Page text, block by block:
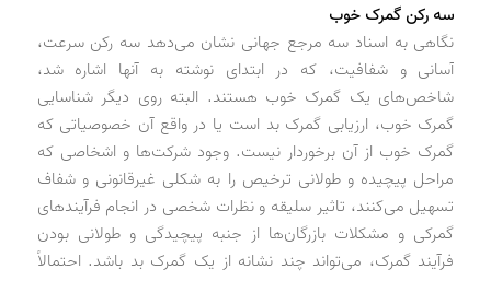
سه رکن گمرک خوب
نگاهی به اسناد سه مرجع جهانی نشان می‌دهد سه رکن سرعت،
آسانی و شفافیت، که در ابتدای نوشته به آنها اشاره شد،
شاخص‌های یک گمرک خوب هستند. البته روی دیگر شناسایی
گمرک خوب، ارزیابی گمرک بد است یا در واقع آن خصوصیاتی که
گمرک خوب از آن برخوردار نیست. وجود شرکت‌ها و اشخاصی که
مراحل پیچیده و طولانی ترخیص را به شکلی غیرقانونی و شفاف
تسهیل می‌کنند، تاثیر سلیقه و نظرات شخصی در انجام فرآیندهای
گمرکی و مشکلات بازرگان‌ها از جنبه پیچیدگی و طولانی بودن
فرآیند گمرک، می‌تواند چند نشانه از یک گمرک بد باشد. احتمالاً